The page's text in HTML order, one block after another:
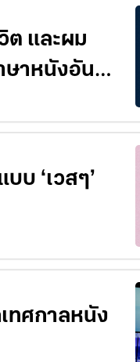
ม
บ ‘เวสๆ’
ทศกาลหนัง